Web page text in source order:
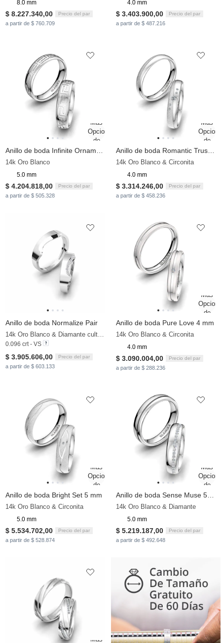
8.0 mm
$ 8.227.340,00 Precio del par
a partir de $ 760.709
4.0 mm
$ 3.403.900,00 Precio del par
a partir de $ 487.216
14k Oro Blanco
5.0 mm
$ 4.204.818,00 Precio del par
a partir de $ 505.328
14k Oro Blanco & Circonita
4.0 mm
$ 3.314.246,00 Precio del par
a partir de $ 458.236
Anillo de boda Normalize Pair
14k Oro Blanco & Diamante cultivado en laboratorio
0.096 crt - VS
$ 3.905.606,00 Precio del par
a partir de $ 603.133
Anillo de boda Pure Love 4 mm
14k Oro Blanco & Circonita
4.0 mm
$ 3.090.004,00 Precio del par
a partir de $ 288.236
Anillo de boda Bright Set 5 mm
14k Oro Blanco & Circonita
5.0 mm
$ 5.534.702,00 Precio del par
a partir de $ 528.874
14k Oro Blanco & Diamante
5.0 mm
$ 5.219.187,00 Precio del par
a partir de $ 492.648